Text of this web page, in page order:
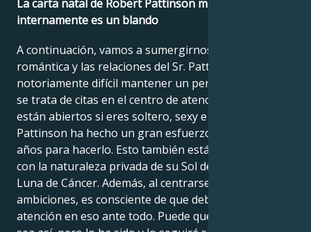
La carta natal de Robert Pattinson muestra que
internamente es un blando
A continuación, vamos a sumergirnos en la vida
romántica y las relaciones del Sr. Pattinson. Si bien es
notoriamente difícil mantener un perfil bajo cuando
se trata de citas en el centro de atención (mis DMs
están abiertos si eres soltero, sexy e inteligente),
Pattinson ha hecho un gran esfuerzo en los últimos
años para hacerlo. Esto también está relacionado
con la naturaleza privada de su Sol de Tauro y su
Luna de Cáncer. Además, al centrarse tanto en sus
ambiciones, es consciente de que debe centrar su
atención en eso ante todo. Puede que no siempre